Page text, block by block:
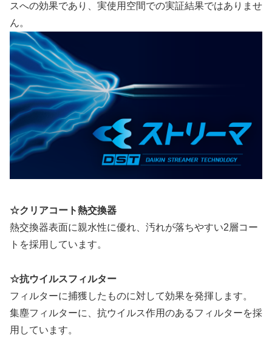
スへの効果であり、実使用空間での実証結果ではありませ
ん。
☆クリアコート熱交換器
熱交換器表面に親水性に優れ、汚れが落ちやすい2層コー
トを採用しています。
☆抗ウイルスフィルター
フィルターに捕獲したものに対して効果を発揮します。
集塵フィルターに、抗ウイルス作用のあるフィルターを採
用しています。